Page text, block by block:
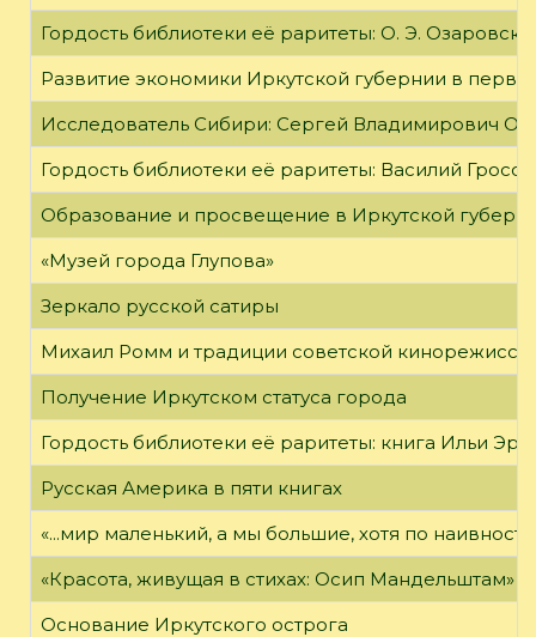
Гордость библиотеки её раритеты: О. Э.
Развитие экономики Иркутской губернии в
Исследователь Сибири: Сергей Владимирович
Гордость библиотеки её раритеты: Василий
Образование и просвещение в Иркутской
«Музей города Глупова»
Зеркало русской сатиры
Михаил Ромм и традиции советской
Получение Иркутском статуса города
Гордость библиотеки её раритеты: книга Ильи
Русская Америка в пяти книгах
«...мир маленький, а мы большие, хотя по
«Красота, живущая в стихах: Осип Мандельштам»
Основание Иркутского острога